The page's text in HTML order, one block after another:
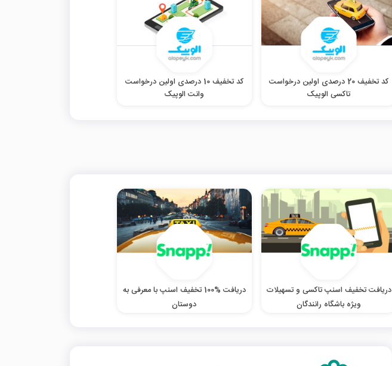
کد تخفیف 20 درصدی اولین درخواست
تاکسی الوپیک
کد تخفیف 10 درصدی اولین درخواست
وانت الوپیک
دریافت تخفیف اسنپ تاکسی و تسهیلات
ویژه باشگاه رانندگان
دریافت %100 تخفیف اسنپ با معرفی به
دوستان